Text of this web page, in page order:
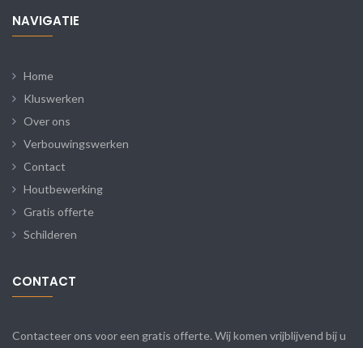
NAVIGATIE
Home
Kluswerken
Over ons
Verbouwingswerken
Contact
Houtbewerking
Gratis offerte
Schilderen
CONTACT
Contacteer ons voor een gratis offerte. Wij komen vrijblijvend bij u